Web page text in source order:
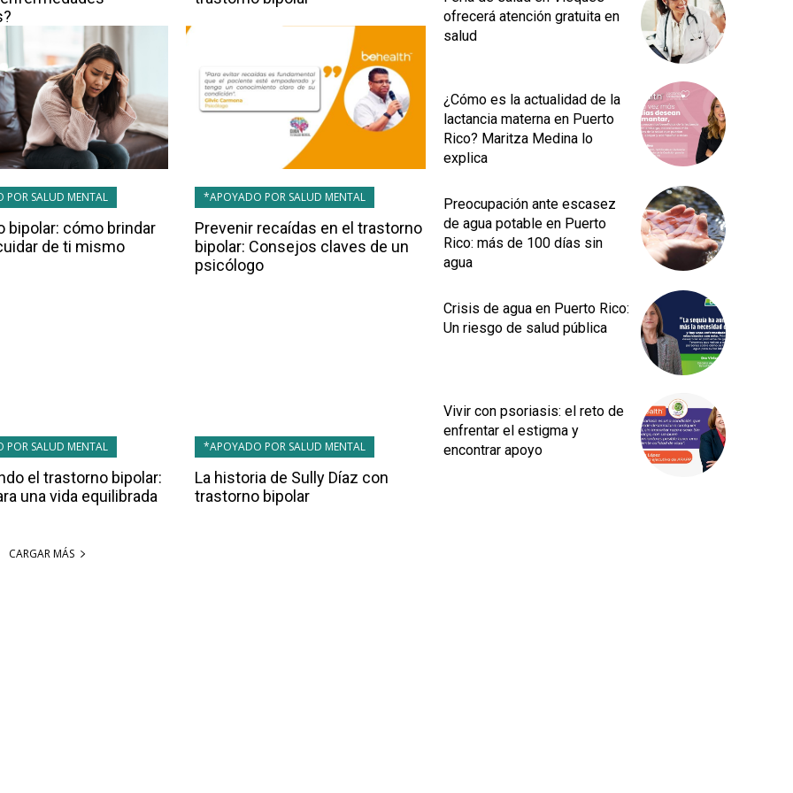
POR SALUD MENTAL
bipolar: cómo brindar
de ti mismo
*APOYADO POR SALUD MENTAL
Prevenir recaídas en el trastorno
bipolar: Consejos claves de un
psicólogo
POR SALUD MENTAL
el trastorno bipolar:
una vida equilibrada
*APOYADO POR SALUD MENTAL
La historia de Sully Díaz con
trastorno bipolar
CARGAR MÁS
ofrecerá atención gratuita en
salud
¿Cómo es la actualidad de la
lactancia materna en Puerto
Rico? Maritza Medina lo
explica
Preocupación ante escasez
de agua potable en Puerto
Rico: más de 100 días sin
agua
Crisis de agua en Puerto Rico:
Un riesgo de salud pública
Vivir con psoriasis: el reto de
enfrentar el estigma y
encontrar apoyo